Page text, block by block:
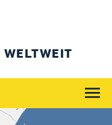
WELTWEIT